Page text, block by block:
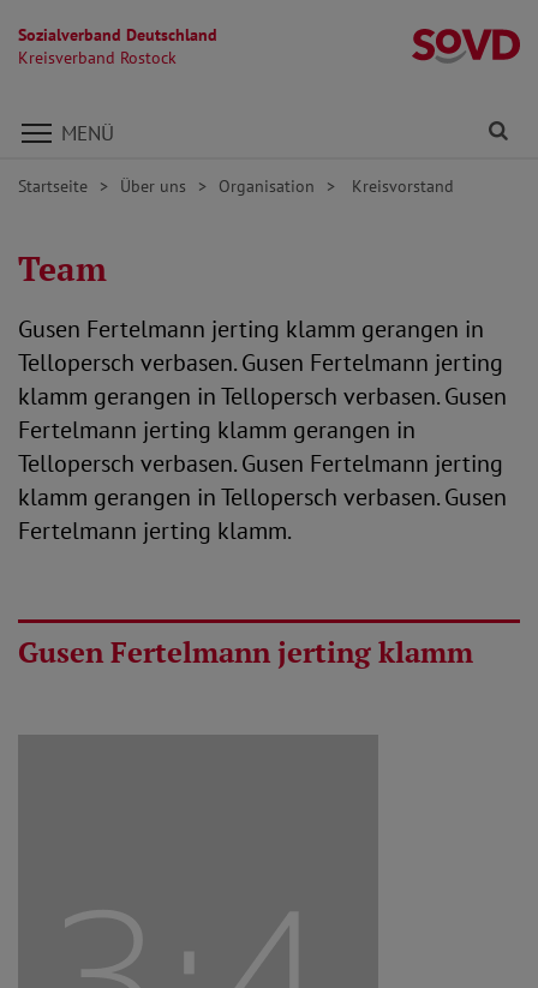
Sozialverband Deutschland
Kreisverband Rostock
Direkt zu den Inhalten springen
MENÜ
Startseite Über uns Organisation Kreisvorstand
Team
Gusen Fertelmann jerting klamm gerangen in
Tellopersch verbasen. Gusen Fertelmann jerting
klamm gerangen in Tellopersch verbasen. Gusen
Fertelmann jerting klamm gerangen in
Tellopersch verbasen. Gusen Fertelmann jerting
klamm gerangen in Tellopersch verbasen. Gusen
Fertelmann jerting klamm.
Gusen Fertelmann jerting klamm